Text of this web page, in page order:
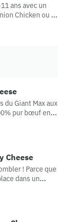
ans avec un
Chicken ou un
x7 au choix,
du Giant Max aux
pur bœuf en
: un palet de
Cheese
! Parce que
dans un
convoités